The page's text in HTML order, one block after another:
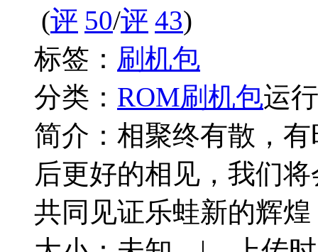
( 50/ 43)
标签： 刷机包
分类： ROM刷机包运
简介： 相聚终有散，
后更好的相见，我们
共同见证乐蛙新的辉煌